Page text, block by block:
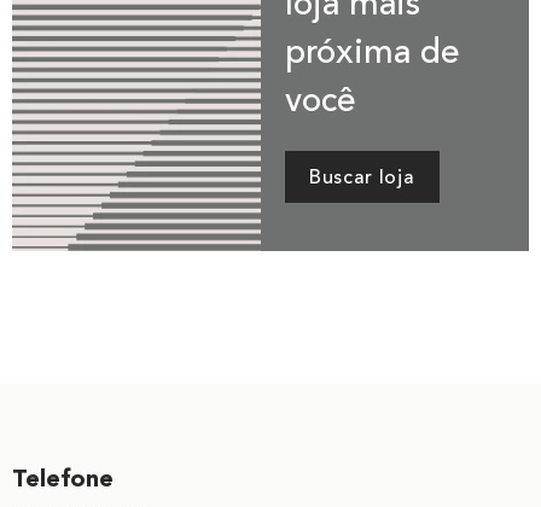
próxima de
você
Buscar loja
Telefone